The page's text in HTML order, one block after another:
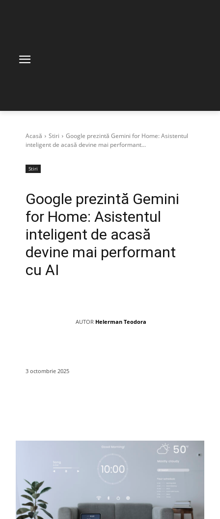
Acasă Stiri
Google prezintă Gemini for Home: Asistentul
inteligent de acasă devine mai performant...
Stiri
Google prezintă Gemini
for Home: Asistentul
inteligent de acasă
devine mai performant
cu AI
AUTOR Helerman Teodora
3 octombrie 2025